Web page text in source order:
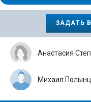
ЗАДАТЬ
Анастасия
Михаил